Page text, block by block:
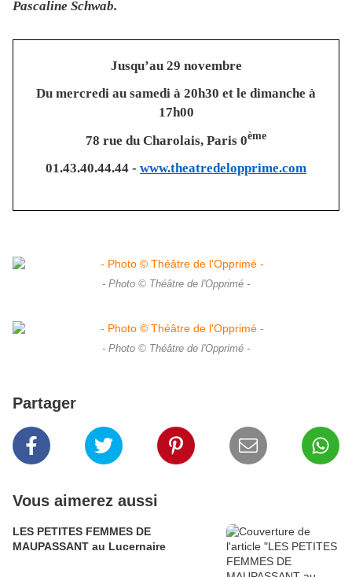
Pascaline Schwab.
Jusqu’au 29 novembre
Du mercredi au samedi à 20h30 et le dimanche à
17h00
78 rue du Charolais, Paris 0ème
01.43.40.44.44 - www.theatredelopprime.com
- Photo © Théâtre de l'Opprimé -
- Photo © Théâtre de l'Opprimé -
Partager
Vous aimerez aussi
LES PETITES FEMMES DE
MAUPASSANT au Lucernaire